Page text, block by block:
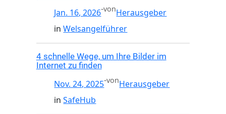
Jan. 16, 2026-vonHerausgeber
inWelsangelführer
4 schnelle Wege, um Ihre Bilder im
Internet zu finden
Nov. 24, 2025-vonHerausgeber
inSafeHub